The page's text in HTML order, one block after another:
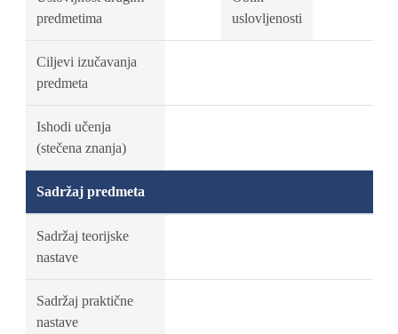
predmetima
uslovljenosti
Ciljevi izučavanja
predmeta
Ishodi učenja
(stečena znanja)
Sadržaj predmeta
Sadržaj teorijske
nastave
Sadržaj praktične
nastave